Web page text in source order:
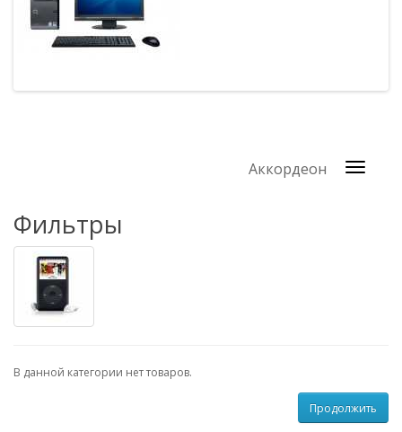
Аккордеон
Фильтры
В данной категории нет товаров.
Продолжить